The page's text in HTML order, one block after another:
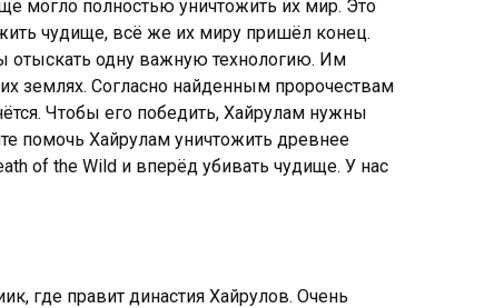
могло полностью уничтожить их мир. Это
чудище, всё же их миру пришёл конец.
отыскать одну важную технологию. Им
землях. Согласно найденным пророчествам
Чтобы его победить, Хайрулам нужны
помочь Хайрулам уничтожить древнее
of the Wild и вперёд убивать чудище. У нас
где правит династия Хайрулов. Очень